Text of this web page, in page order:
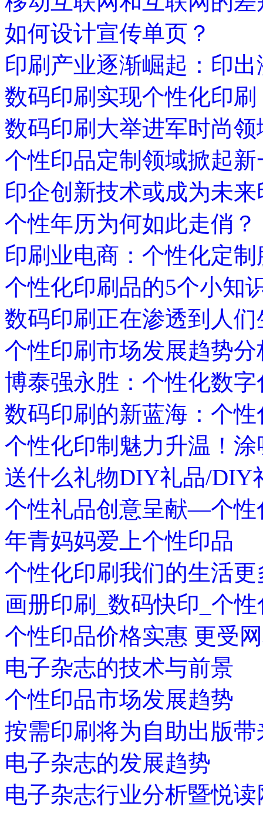
如何设计宣传单页？
印刷产业逐渐崛起：印
数码印刷实现个性化印刷
数码印刷大举进军时尚
个性印品定制领域掀起
印企创新技术或成为未
个性年历为何如此走俏？
印刷业电商：个性化定
个性化印刷品的5个小知
数码印刷正在渗透到人
个性印刷市场发展趋势分
博泰强永胜：个性化数
数码印刷的新蓝海：个
个性化印制魅力升温！
送什么礼物DIY礼品/DIY
个性礼品创意呈献—个性
年青妈妈爱上个性印品
个性化印刷我们的生活
画册印刷_数码快印_个
个性印品价格实惠 更受
电子杂志的技术与前景
个性印品市场发展趋势
按需印刷将为自助出版
电子杂志的发展趋势
电子杂志行业分析暨悦